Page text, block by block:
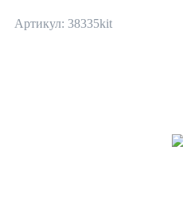
Артикул: 38335kit